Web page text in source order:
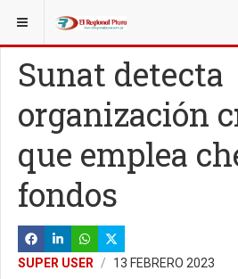
ESTÁ AQUÍ: NACIONALES
Sunat detecta
organización
que emplea
fondos
SUPER USER 13 FEBRERO 2023